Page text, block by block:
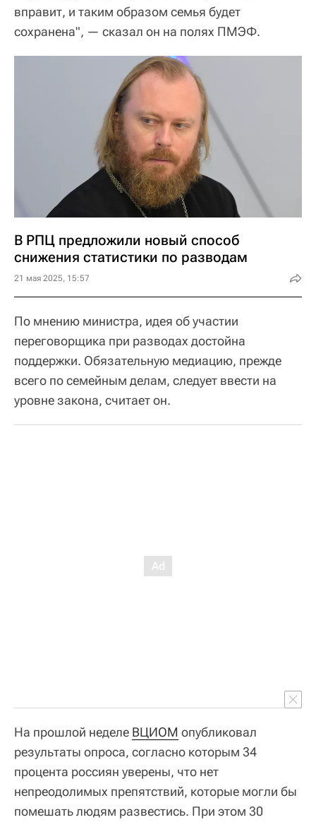
вправит, и таким образом семья будет
сохранена", — сказал он на полях ПМЭФ.
В РПЦ предложили новый способ
снижения статистики по разводам
21 мая 2025, 15:57
По мнению министра, идея об участии
переговорщика при разводах достойна
поддержки. Обязательную медиацию, прежде
всего по семейным делам, следует ввести на
уровне закона, считает он.
На прошлой неделе ВЦИОМ опубликовал
результаты опроса, согласно которым 34
процента россиян уверены, что нет
непреодолимых препятствий, которые могли бы
помешать людям развестись. При этом 30